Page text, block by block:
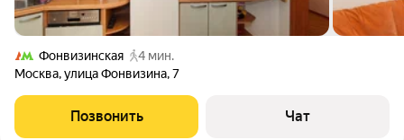
Фонвизинская
4 мин.
Москва,улица Фонвизина,7
Позвонить Чат